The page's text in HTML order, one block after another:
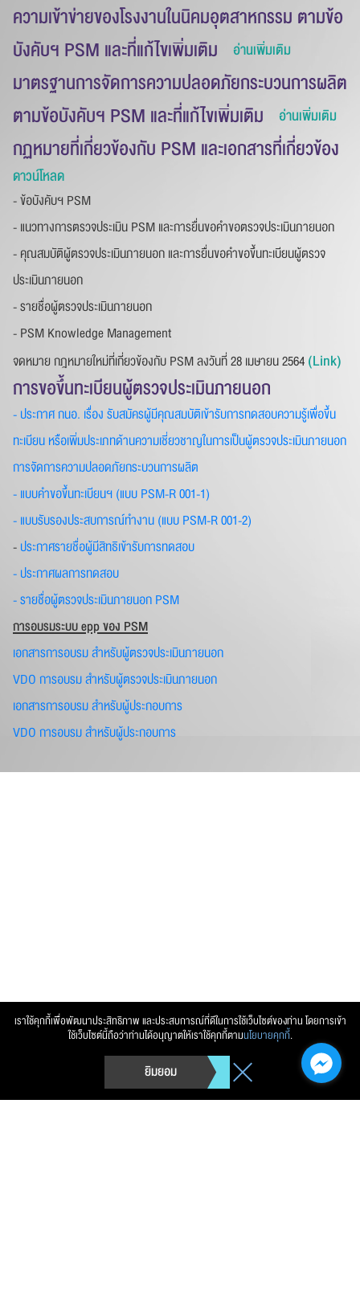
เราใช้คุกกี้เพื่อพัฒนาประสิทธิภาพ และประสบการณ์ที่ดีในการใช้เว็บไซต์ของท่าน โดยการเข้า
ใช้เว็บไซต์นี้ถือว่าท่านได้อนุญาตให้เราใช้คุกกี้ตามนโยบายคุกกี้.
ยิมยอม
ความเข้าข่ายของโรงงานในนิคมอุตสาหกรรม ตามข้อ
บังคับฯ PSM และที่แก้ไขเพิ่มเติม
อ่านเพิ่มเติม
มาตรฐานการจัดการความปลอดภัยกระบวนการผลิต
ตามข้อบังคับฯ PSM และที่แก้ไขเพิ่มเติม
อ่านเพิ่มเติม
กฏหมายที่เกี่ยวข้องกับ PSM และเอกสารที่เกี่ยวข้อง
ดาวน์โหลด
- ข้อบังคับฯ PSM
- แนวทางการตรวจประเมิน PSM และการยื่นขอคําขอตรวจประเมินภายนอก
- คุณสมบัติผู้ตรวจประเมินภายนอก และการยื่นขอคําขอขึ้นทะเบียนผู้ตรวจ
ประเมินภายนอก
- รายชื่อผู้ตรวจประเมินภายนอก
- PSM Knowledge Management
จดหมาย กฎหมายใหม่ที่เกี่ยวข้องกับ PSM ลงวันที่ 28 เมษายน 2564(Link)
การขอขึ้นทะเบียนผู้ตรวจประเมินภายนอก
- ประกาศ กนอ. เรื่อง รับสมัครผู้มีคุณสมบัติเข้ารับการทดสอบความรู้เพื่อขึ้น
ทะเบียน หรือเพิ่มประเภทด้านความเชี่ยวชาญในการเป็นผู้ตรวจประเมินภายนอก
การจัดการความปลอดภัยกระบวนการผลิต
- แบบคำขอขึ้นทะเบียนฯ (แบบ PSM-R 001-1)
- แบบรับรองประสบการณ์ทำงาน (แบบ PSM-R 001-2)
-ประกาศรายชื่อผู้มีสิทธิเข้ารับการทดสอบ
- ประกาศผลการทดสอบ
- รายชื่อผู้ตรวจประเมินภายนอก PSM
การอบรมระบบ epp ของ PSM
เอกสารการอบรม สำหรับผู้ตรวจประเมินภายนอก
VDO การอบรม สำหรับผู้ตรวจประเมินภายนอก
เอกสารการอบรม สำหรับผู้ประกอบการ
VDO การอบรม สำหรับผู้ประกอบการ
ส่งข้อความ
ล้างข้อมูล